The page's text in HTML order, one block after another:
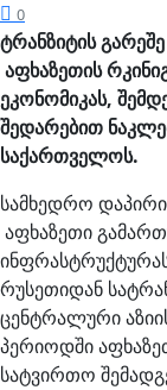
0
ტრანზიტის
აფხაზეთის
ეკონომიკას,
შედარებით
საქართველოს.
სამხედრო
აფხაზეთი
რუსეთიდან
ცენტრალური
პერიოდში
სატვირთო